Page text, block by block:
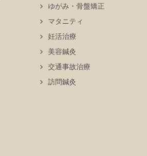
ゆがみ・骨盤矯正
マタニティ
妊活治療
美容鍼灸
交通事故治療
訪問鍼灸